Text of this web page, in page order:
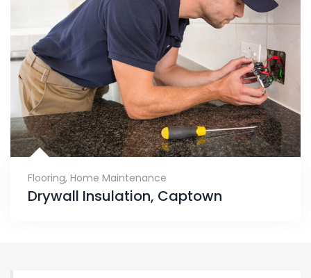
Flooring, Home Maintenance
Drywall Insulation, Captown